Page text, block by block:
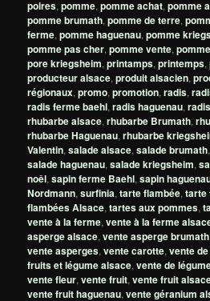
poires,pomme,pomme achat,pomme
pomme brumath,pomme de terre,
ferme,pomme haguenau,pomme
pomme pas cher,pomme vente,
pore kriegsheim,printamps,printemps,
producteur alsace,produit alsacien,
régionaux,promo,promotion,radis,
radis ferme baehl,radis haguenau,
rhubarbe alsace,rhubarbe Brumath,
rhubarbe Haguenau,rhubarbe
Valentin,salade alsace,salade brumath
salade haguenau,salade kriegsheim,
noêl,sapin ferme Baehl,sapin
Nordmann,surfinia,tarte flambée,tarte
flambées Alsace,tartes aux pommes,
vente à la ferme,vente à la ferme
asperge alsace,vente asperge brumath
vente asperges,vente carotte,vente
fruits et légume alsace,vente de
vente fleur,vente fruit,vente fruit
vente fruit haguenau,vente géranium